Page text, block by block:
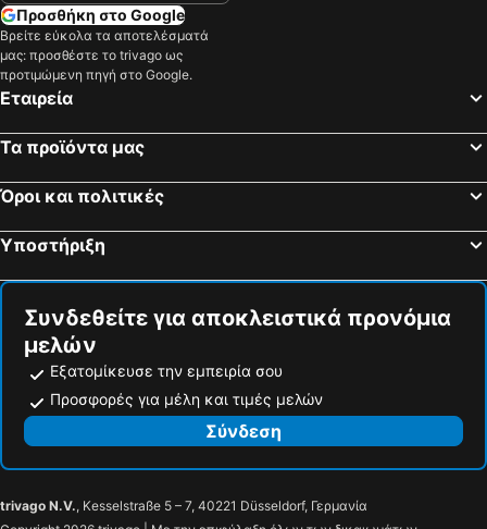
Marano Marchesato, bed and breakfasts
Campora san Giovanni, bed and breakfasts
Montauro, bed and breakfasts
Curinga, bed and breakfasts
Serra S. Bruno, bed and breakfasts
San Lucido, bed and breakfasts
Cotronei, bed and breakfasts
Aiello Calabro, bed and breakfasts
Προσθήκη στο Google
Βρείτε εύκολα τα αποτελέσματά
μας: προσθέστε το trivago ως
προτιμώμενη πηγή στο Google.
Εταιρεία
Τα προϊόντα μας
Όροι και πολιτικές
Υποστήριξη
Συνδεθείτε για αποκλειστικά προνόμια
μελών
Εξατομίκευσε την εμπειρία σου
Προσφορές για μέλη και τιμές μελών
Σύνδεση
trivago N.V., Kesselstraße 5 – 7, 40221 Düsseldorf, Γερμανία